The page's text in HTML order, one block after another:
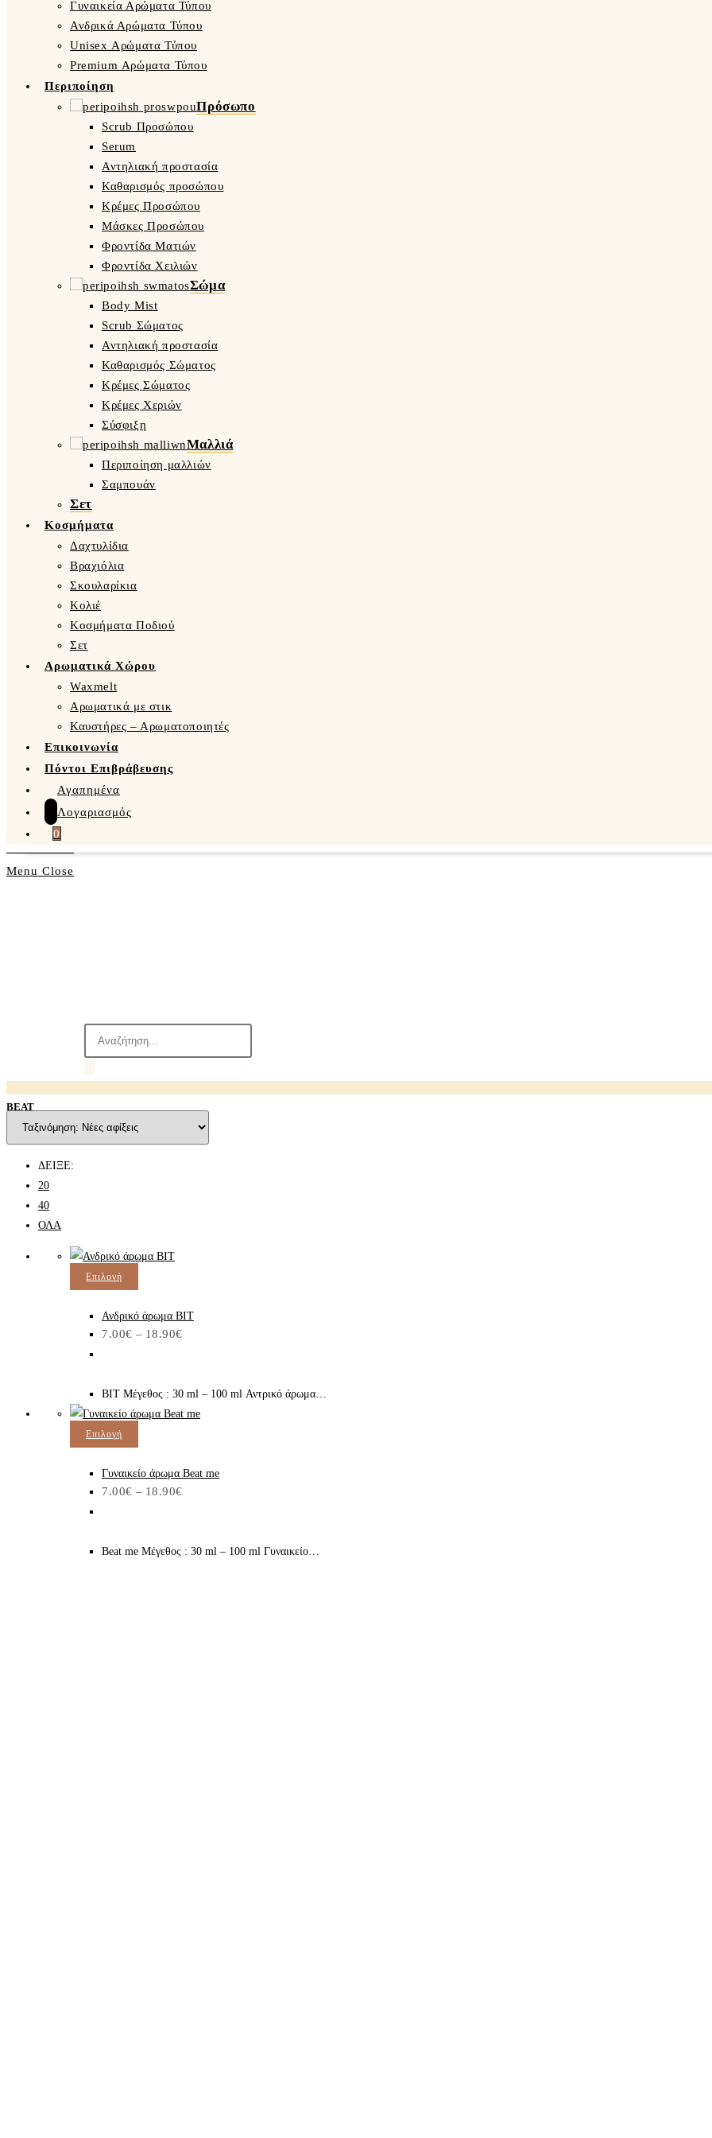
Γυναικεία Αρώματα Τύπου
Ανδρικά Αρώματα Τύπου
Unisex Αρώματα Τύπου
Premium Αρώματα Τύπου
Περιποίηση
Πρόσωπο
Scrub Προσώπου
Serum
Αντηλιακή προστασία
Καθαρισμός προσώπου
Κρέμες Προσώπου
Μάσκες Προσώπου
Φροντίδα Ματιών
Φροντίδα Χειλιών
Σώμα
Body Mist
Scrub Σώματος
Αντηλιακή προστασία
Καθαρισμός Σώματος
Κρέμες Σώματος
Κρέμες Χεριών
Σύσφιξη
Μαλλιά
Περιποίηση μαλλιών
Σαμπουάν
Σετ
Κοσμήματα
Δαχτυλίδια
Βραχιόλια
Σκουλαρίκια
Κολιέ
Κοσμήματα Ποδιού
Σετ
Αρωματικά Χώρου
Waxmelt
Αρωματικά με στικ
Καυστήρες – Αρωματοποιητές
Επικοινωνία
Πόντοι Επιβράβευσης
Αγαπημένα
Λογαριασμός
0
Menu Close
search
BEAT
ΔΕΙΞΕ:
20
40
ΟΛΑ
Επιλογή
προϊόν
έχει
Οι
επιλογές
επιλεγούν
στη
προϊόντος
Ανδρικό άρωμα BIT
7.00€ – 18.90€
range:
BIT Μέγεθος : 30 ml – 100 ml Αντρικό άρωμα…
Επιλογή
προϊόν
έχει
Οι
Γυναικείο άρωμα Beat me
7.00€ – 18.90€
range:
Beat me Μέγεθος : 30 ml – 100 ml Γυναικείο…